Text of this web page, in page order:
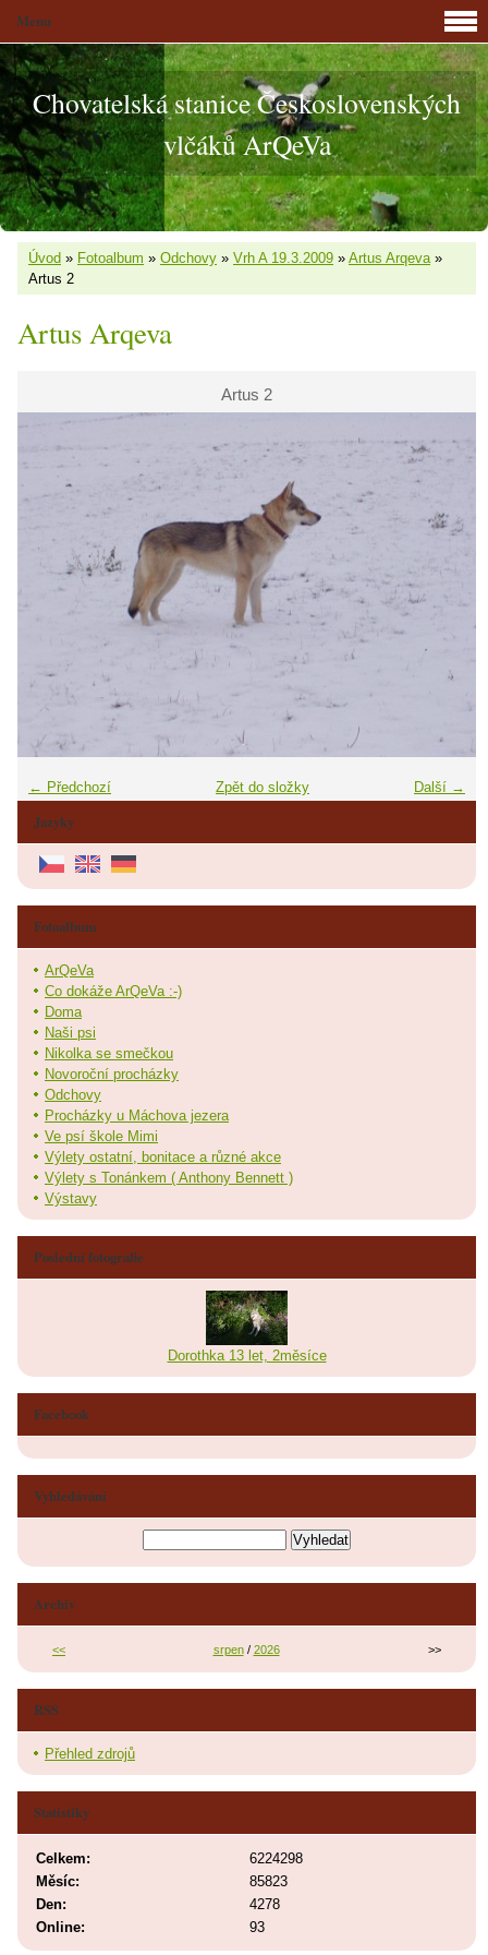
Chovatelská stanice Československých
vlčáků ArQeVa
Úvod » Fotoalbum » Odchovy » Vrh A 19.3.2009 » Artus Arqeva»
Artus 2
Artus Arqeva
Artus 2
← Předchozí Další →
Zpět do složky
Jazyky
Menu
Fotoalbum
ArQeVa
Co dokáže ArQeVa :-)
Doma
Naši psi
Nikolka se smečkou
Novoroční procházky
Odchovy
Procházky u Máchova jezera
Ve psí škole Mimi
Výlety ostatní, bonitace a různé akce
Výlety s Tonánkem ( Anthony Bennett )
Výstavy
Poslední fotografie
Dorothka 13 let, 2měsíce
Facebook
Vyhledávání
Archiv
<< srpen/ 2026 >>
RSS
Přehled zdrojů
Statistiky
Online: 93
Celkem:
6224298
Měsíc:
85823
Den:
4278